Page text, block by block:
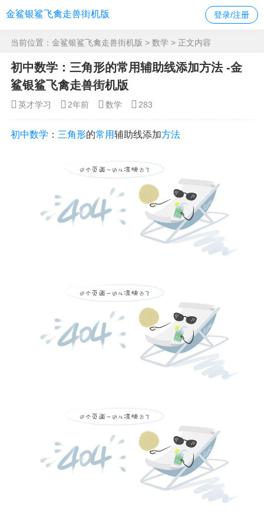
金鲨银鲨飞禽走兽街机版 登录/注册
当前位置： 金鲨银鲨飞禽走兽街机版 > 数学 > 正文内容
初中数学：三角形的常用辅助线添加方法 -金
鲨银鲨飞禽走兽街机版
英才学习 2年前 数学 283
初中数学 ： 三角形的常用辅助线添加方法